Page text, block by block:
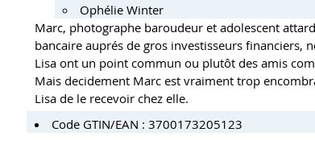
Ophélie Winter
Marc, photographe baroudeur et adolescent
bancaire auprés de gros investisseurs financiers,
Lisa ont un point commun ou plutôt des amis
Mais decidement Marc est vraiment trop
Lisa de le recevoir chez elle.
Code GTIN/EAN : 3700173205123